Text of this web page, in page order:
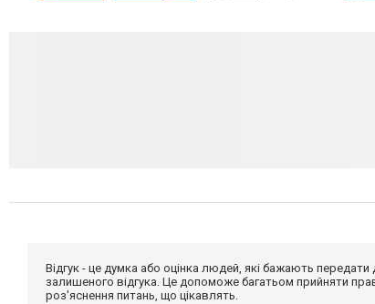
Відгук - це думка або оцінка людей, які бажають
залишеного відгука. Це допоможе багатьом прийняти
роз'яснення питань, що цікавлять.